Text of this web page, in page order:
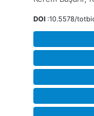
DOI :10.5578/